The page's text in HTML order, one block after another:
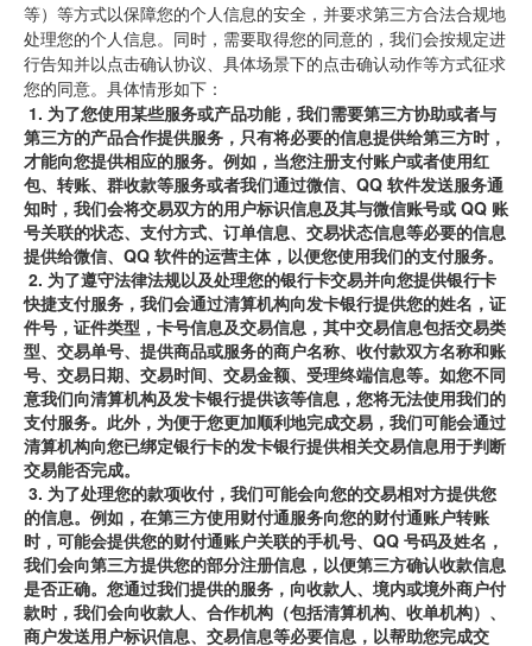
等）等方式以保障您的个人信息的安全，并要求第三方合法合规地
处理您的个人信息。同时，需要取得您的同意的，我们会按规定进
行告知并以点击确认协议、具体场景下的点击确认动作等方式征求
您的同意。具体情形如下：
1. 为了您使用某些服务或产品功能，我们需要第三方协助或者与
第三方的产品合作提供服务，只有将必要的信息提供给第三方时，
才能向您提供相应的服务。例如，当您注册支付账户或者使用红
包、转账、群收款等服务或者我们通过微信、QQ 软件发送服务通
知时，我们会将交易双方的用户标识信息及其与微信账号或 QQ 账
号关联的状态、支付方式、订单信息、交易状态信息等必要的信息
提供给微信、QQ 软件的运营主体，以便您使用我们的支付服务。
2. 为了遵守法律法规以及处理您的银行卡交易并向您提供银行卡
快捷支付服务，我们会通过清算机构向发卡银行提供您的姓名，证
件号，证件类型，卡号信息及交易信息，其中交易信息包括交易类
型、交易单号、提供商品或服务的商户名称、收付款双方名称和账
号、交易日期、交易时间、交易金额、受理终端信息等。如您不同
意我们向清算机构及发卡银行提供该等信息，您将无法使用我们的
支付服务。此外，为便于您更加顺利地完成交易，我们可能会通过
清算机构向您已绑定银行卡的发卡银行提供相关交易信息用于判断
交易能否完成。
3. 为了处理您的款项收付，我们可能会向您的交易相对方提供您
的信息。例如，在第三方使用财付通服务向您的财付通账户转账
时，可能会提供您的财付通账户关联的手机号、QQ 号码及姓名，
我们会向第三方提供您的部分注册信息，以便第三方确认收款信息
是否正确。您通过我们提供的服务，向收款人、境内或境外商户付
款时，我们会向收款人、合作机构（包括清算机构、收单机构）、
商户发送用户标识信息、交易信息等必要信息，以帮助您完成交